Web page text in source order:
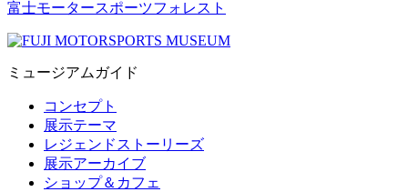
富士モータースポーツフォレスト
ミュージアムガイド
コンセプト
展示テーマ
レジェンドストーリーズ
展示アーカイブ
ショップ＆カフェ